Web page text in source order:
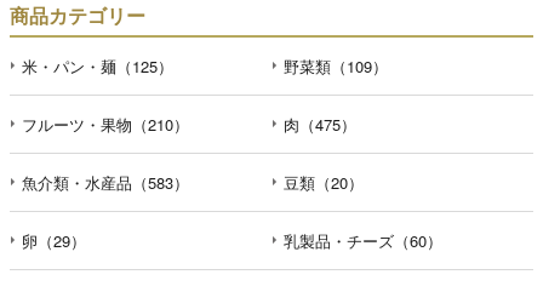
商品カテゴリー
米・パン・麺（125） 野菜類（109）
フルーツ・果物（210） 肉（475）
魚介類・水産品（583） 豆類（20）
卵（29） 乳製品・チーズ（60）